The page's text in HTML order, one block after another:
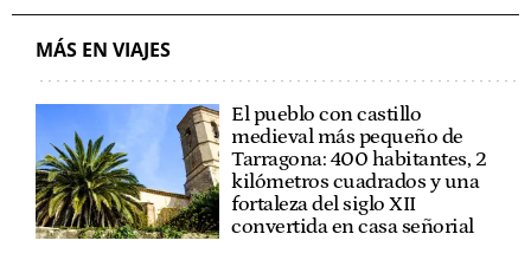
MÁS EN VIAJES
El pueblo con castillo
medieval más pequeño de
Tarragona: 400 habitantes, 2
kilómetros cuadrados y una
fortaleza del siglo XII
convertida en casa señorial